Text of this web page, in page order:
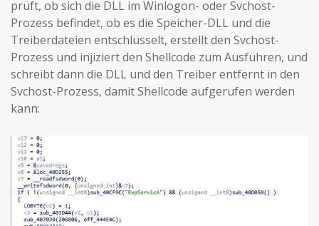
prüft, ob sich die DLL im Winlogon- oder Svchost-
Prozess befindet, ob es die Speicher-DLL und die
Treiberdateien entschlüsselt, erstellt den Svchost-
Prozess und injiziert den Shellcode zum Ausführen, und
schreibt dann die DLL und den Treiber entfernt in den
Svchost-Prozess, damit Shellcode aufgerufen werden
kann: